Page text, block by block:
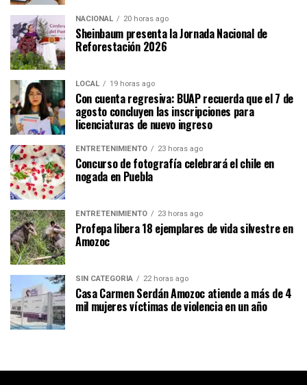
NACIONAL 20 horas ago
Sheinbaum presenta la Jornada Nacional de
Reforestación 2026
LOCAL 19 horas ago
Con cuenta regresiva: BUAP recuerda que el 7 de
agosto concluyen las inscripciones para
licenciaturas de nuevo ingreso
ENTRETENIMIENTO 23 horas ago
Concurso de fotografía celebrará el chile en
nogada en Puebla
ENTRETENIMIENTO 23 horas ago
Profepa libera 18 ejemplares de vida silvestre en
Amozoc
SIN CATEGORÍA 22 horas ago
Casa Carmen Serdán Amozoc atiende a más de 4
mil mujeres víctimas de violencia en un año